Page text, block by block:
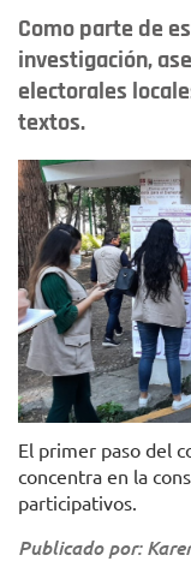
Como parte de
investigación,
electorales
textos.
El primer paso del
concentra en la
participativos.
Publicado por: